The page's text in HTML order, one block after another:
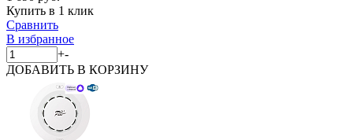
Купить в 1 клик
Сравнить
В избранное
+-
ДОБАВИТЬ В КОРЗИНУ